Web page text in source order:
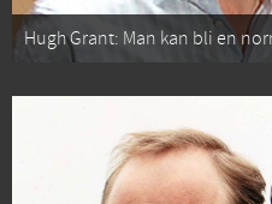
Hugh Grant: Man kan bli en